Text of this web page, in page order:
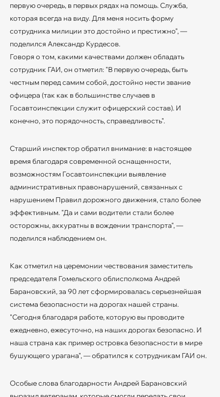
первую очередь, в первых рядах на помощь. Служба,
которая всегда на виду. Для меня носить форму
сотрудника милиции это достойно и престижно", —
поделился Александр Курдесов.
Говоря о том, какими качествами должен обладать
сотрудник ГАИ, он отметил: "В первую очередь, быть
честным перед самим собой, достойно нести звание
офицера (так как в большинстве случаев в
Госавтоинспекции служит офицерский состав). И
конечно, это порядочность, справедливость".
Старший инспектор обратил внимание: в настоящее
время благодаря современной оснащенности,
возможностям Госавтоинспекции выявление
административных правонарушений, связанных с
нарушением Правил дорожного движения, стало более
эффективным. "Да и сами водители стали более
осторожны, аккуратны в вождении транспорта", —
поделился наблюдением он.
Как отметил на церемонии чествования заместитель
председателя Гомельского облисполкома Андрей
Барановский, за 90 лет сформировалась серьезнейшая
система безопасности на дорогах нашей страны.
"Сегодня благодаря работе, которую вы проводите
ежедневно, ежесуточно, на наших дорогах безопасно. И
наша страна как пример островка безопасности в мире
бушующего урагана", — обратился к сотрудникам ГАИ он.
Особые слова благодарности Андрей Барановский